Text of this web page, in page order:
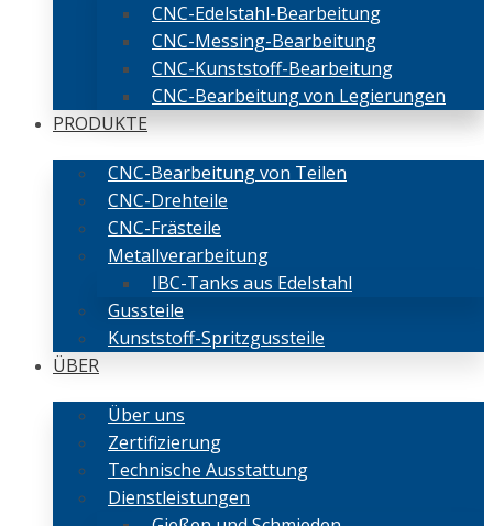
CNC-Edelstahl-Bearbeitung
CNC-Messing-Bearbeitung
CNC-Kunststoff-Bearbeitung
CNC-Bearbeitung von Legierungen
PRODUKTE
CNC-Bearbeitung von Teilen
CNC-Drehteile
CNC-Frästeile
Metallverarbeitung
IBC-Tanks aus Edelstahl
Gussteile
Kunststoff-Spritzgussteile
ÜBER
Über uns
Zertifizierung
Technische Ausstattung
Dienstleistungen